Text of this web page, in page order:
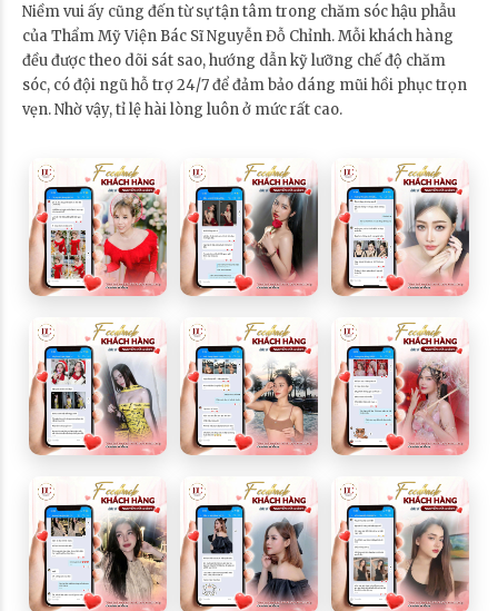
Niềm vui ấy cũng đến từ sự tận tâm trong chăm sóc hậu phẫu
của Thẩm Mỹ Viện Bác Sĩ Nguyễn Đỗ Chỉnh. Mỗi khách hàng
đều được theo dõi sát sao, hướng dẫn kỹ lưỡng chế độ chăm
sóc, có đội ngũ hỗ trợ 24/7 để đảm bảo dáng mũi hồi phục trọn
vẹn. Nhờ vậy, tỉ lệ hài lòng luôn ở mức rất cao.